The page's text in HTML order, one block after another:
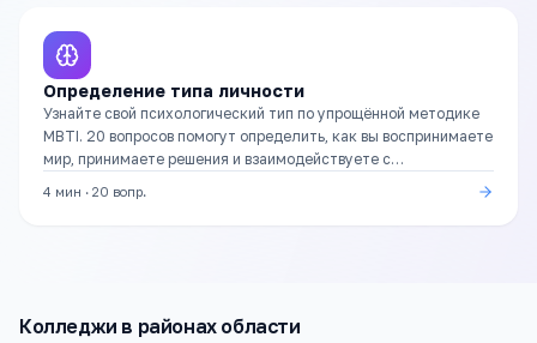
Определение типа личности
Узнайте свой психологический тип по упрощённой методике
MBTI. 20 вопросов помогут определить, как вы воспринимаете
мир, принимаете решения и взаимодействуете с
4 мин · 20 вопр.
Колледжи в районах области